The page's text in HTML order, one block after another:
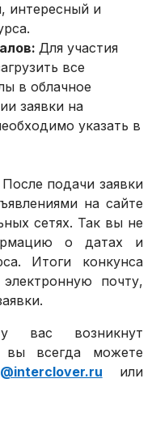
интересный и
Для участия
все
в облачное
заявки на
указать в
После подачи заявки
на сайте
сетях. Так вы не
о датах и
Итоги конкунса
почту,
вас возникнут
вы всегда можете
или